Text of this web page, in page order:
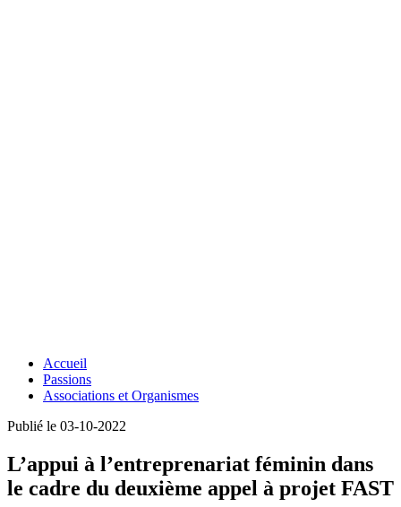
Accueil
Passions
Associations et Organismes
Publié le 03-10-2022
L’appui à l’entreprenariat féminin dans
le cadre du deuxième appel à projet FAST